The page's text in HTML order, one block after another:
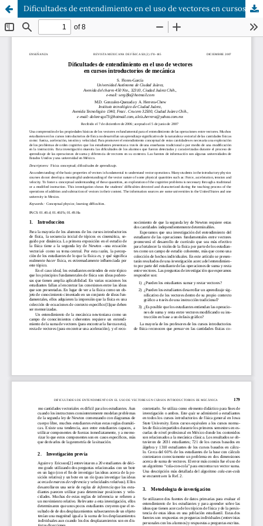
Dificultades de entendimiento en el uso de vectores en cursos introductorios de mecánica